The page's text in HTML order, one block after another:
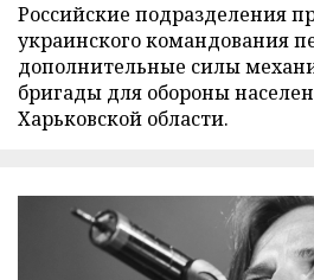
Российские подразделения
украинского командования
дополнительные силы
бригады для обороны
Харьковской области.